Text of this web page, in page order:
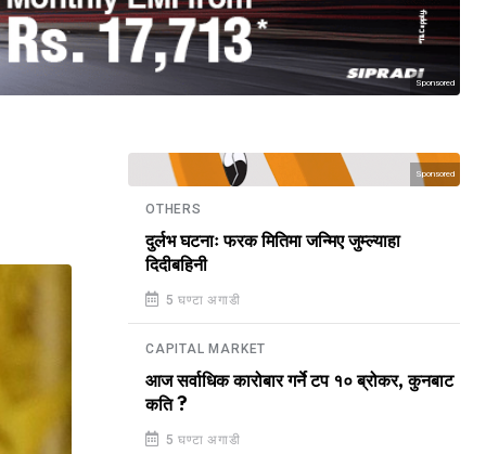
Sponsored
Sponsored
OTHERS
दुर्लभ घटनाः फरक मितिमा जन्मिए जुम्ल्याहा
दिदीबहिनी
5 घण्टा अगाडी
CAPITAL MARKET
आज सर्वाधिक कारोबार गर्ने टप १० ब्रोकर, कुनबाट
कति ?
5 घण्टा अगाडी